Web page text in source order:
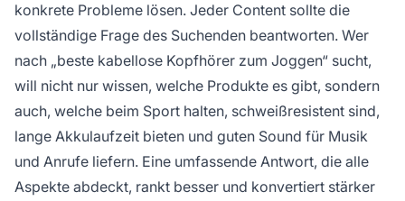
konkrete Probleme lösen. Jeder Content sollte die
vollständige Frage des Suchenden beantworten. Wer
nach „beste kabellose Kopfhörer zum Joggen“ sucht,
will nicht nur wissen, welche Produkte es gibt, sondern
auch, welche beim Sport halten, schweißresistent sind,
lange Akkulaufzeit bieten und guten Sound für Musik
und Anrufe liefern. Eine umfassende Antwort, die alle
Aspekte abdeckt, rankt besser und konvertiert stärker